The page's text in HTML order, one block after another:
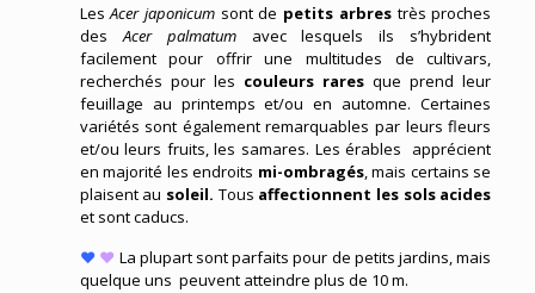
LesAcer japonicum sont de petits arbrestrès proches
des Acer palmatum avec lesquels ils s’hybrident
facilement pour offrir une multitudes de cultivars,
recherchés pour les couleurs rares que prend leur
feuillage au printemps et/ou en automne. Certaines
variétés sont également remarquables par leurs fleurs
et/ou leurs fruits, les samares. Les érables
apprécient
en majorité les endroits mi-ombragés, mais certains se
plaisent au soleil. Tous affectionnent les sols acides
et sont caducs.
♥ ♥ La plupart sont parfaits pour de petits jardins, mais
quelque uns peuvent atteindre plus de 10 m.